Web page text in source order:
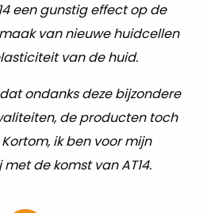
een gunstig effect op de
van nieuwe huidcellen
van de huid.
ondanks deze bijzondere
de producten toch
ik ben voor mijn
de komst van AT14.